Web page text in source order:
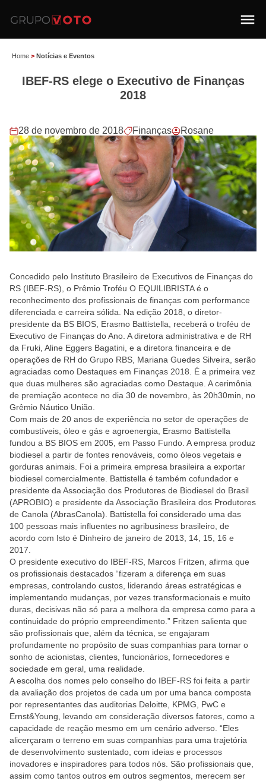
Home > Notícias e Eventos
IBEF-RS elege o Executivo de Finanças
2018
28 de novembro de 2018 Finanças Rosane
Concedido pelo Instituto Brasileiro de Executivos de Finanças do
RS (IBEF-RS), o Prêmio Troféu O EQUILIBRISTA é o
reconhecimento dos profissionais de finanças com performance
diferenciada e carreira sólida. Na edição 2018, o diretor-
presidente da BS BIOS, Erasmo Battistella, receberá o troféu de
Executivo de Finanças do Ano. A diretora administrativa e de RH
da Fruki, Aline Eggers Bagatini, e a diretora financeira e de
operações de RH do Grupo RBS, Mariana Guedes Silveira, serão
agraciadas como Destaques em Finanças 2018. É a primeira vez
que duas mulheres são agraciadas como Destaque. A cerimônia
de premiação acontece no dia 30 de novembro, às 20h30min, no
Grêmio Náutico União.
Com mais de 20 anos de experiência no setor de operações de
combustíveis, óleo e gás e agroenergia, Erasmo Battistella
fundou a BS BIOS em 2005, em Passo Fundo. A empresa produz
biodiesel a partir de fontes renováveis, como óleos vegetais e
gorduras animais. Foi a primeira empresa brasileira a exportar
biodiesel comercialmente. Battistella é também cofundador e
presidente da Associação dos Produtores de Biodiesel do Brasil
(APROBIO) e presidente da Associação Brasileira dos Produtores
de Canola (AbrasCanola). Battistella foi considerado uma das
100 pessoas mais influentes no agribusiness brasileiro, de
acordo com Isto é Dinheiro de janeiro de 2013, 14, 15, 16 e
2017.
O presidente executivo do IBEF-RS, Marcos Fritzen, afirma que
os profissionais destacados “fizeram a diferença em suas
empresas, controlando custos, liderando áreas estratégicas e
implementando mudanças, por vezes transformacionais e muito
duras, decisivas não só para a melhora da empresa como para a
continuidade do próprio empreendimento.” Fritzen salienta que
são profissionais que, além da técnica, se engajaram
profundamente no propósito de suas companhias para tornar o
sonho de acionistas, clientes, funcionários, fornecedores e
sociedade em geral, uma realidade.
A escolha dos nomes pelo conselho do IBEF-RS foi feita a partir
da avaliação dos projetos de cada um por uma banca composta
por representantes das auditorias Deloitte, KPMG, PwC e
Ernst&Young, levando em consideração diversos fatores, como a
capacidade de reação mesmo em um cenário adverso. “Eles
alicerçaram o terreno em suas companhias para uma trajetória
de desenvolvimento sustentado, com ideias e processos
inovadores e inspiradores para todos nós. São profissionais que,
assim como tantos outros em outros segmentos, merecem ser